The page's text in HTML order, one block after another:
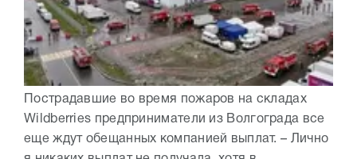
Пострадавшие во время пожаров на складах
Wildberries предприниматели из Волгограда все
еще ждут обещанных компанией выплат. – Лично